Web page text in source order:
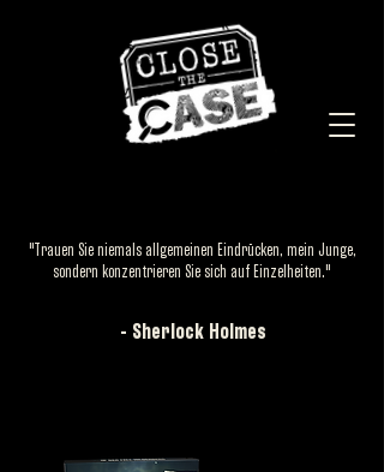
"Trauen Sie niemals allgemeinen Eindrücken, mein Junge,
sondern konzentrieren Sie sich auf Einzelheiten."
- Sherlock Holmes